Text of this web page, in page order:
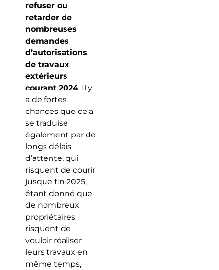
refuser ou
retarder de
nombreuses
demandes
d’autorisations
de travaux
extérieurs
courant 2024. Il y
a de fortes
chances que cela
se traduise
également par de
longs délais
d’attente, qui
risquent de courir
jusque fin 2025,
étant donné que
de nombreux
propriétaires
risquent de
vouloir réaliser
leurs travaux en
même temps,